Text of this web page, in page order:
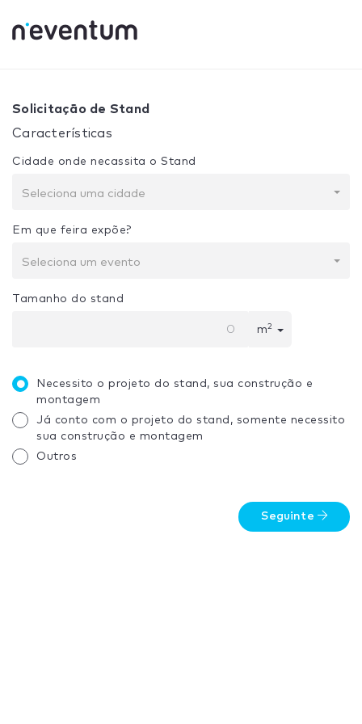
Sua seleção: Projeto + Construção
Solicitação de Stand
Características
Cidade onde necassita o Stand
Seleciona uma cidade
Em que feira expõe?
Seleciona um evento
Tamanho do stand
m2
Necessito o projeto do stand, sua construção e
montagem
Já conto com o projeto do stand, somente necessito
sua construção e montagem
Outros
Seguinte